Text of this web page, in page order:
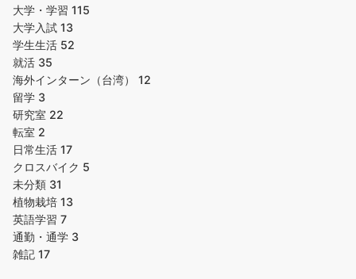
大学・学習 115
大学入試 13
学生生活 52
就活 35
海外インターン（台湾） 12
留学 3
研究室 22
転室 2
日常生活 17
クロスバイク 5
未分類 31
植物栽培 13
英語学習 7
通勤・通学 3
雑記 17